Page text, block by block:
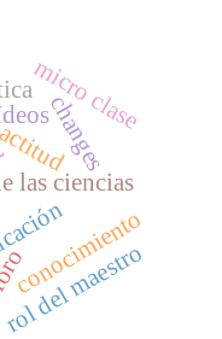
las ciencias
rol del maestro
changes
micro clase
conocimiento